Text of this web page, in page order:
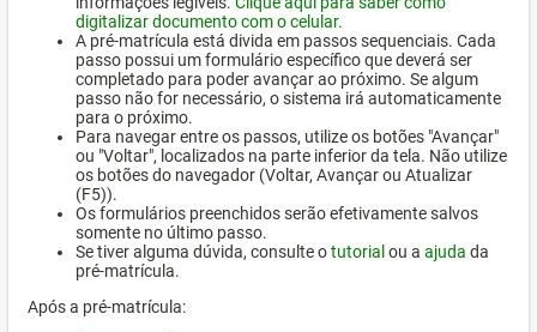
digitalizar documento com o celular.
A pré-matrícula está divida em passos sequenciais. Cada
passo possui um formulário específico que deverá ser
completado para poder avançar ao próximo. Se algum
passo não for necessário, o sistema irá automaticamente
para o próximo.
Para navegar entre os passos, utilize os botões "Avançar"
ou "Voltar", localizados na parte inferior da tela. Não utilize
os botões do navegador (Voltar, Avançar ou Atualizar
(F5)).
Os formulários preenchidos serão efetivamente salvos
somente no último passo.
Se tiver alguma dúvida, consulte otutorial ou a ajuda da
pré-matrícula.
Após a pré-matrícula: